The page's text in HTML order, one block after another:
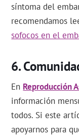
síntoma del
recomendamos
sofocos en el
En Reproducción
información
todos. Si este
apoyarnos para